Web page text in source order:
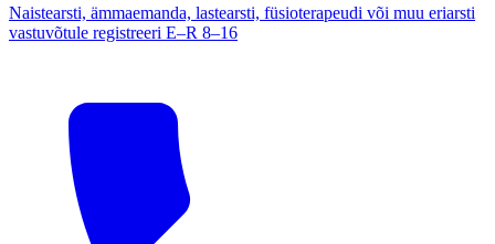
Naistearsti, ämmaemanda, lastearsti, füsioterapeudi või muu eriarsti
vastuvõtule registreeri E–R 8–16